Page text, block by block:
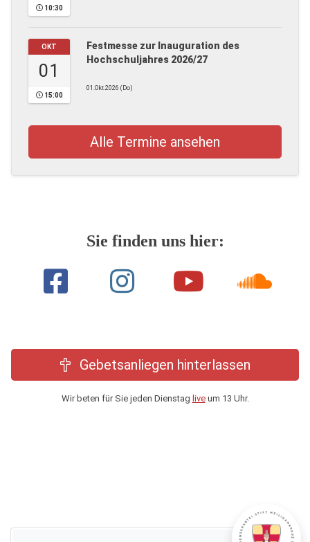
10:30
OKT
01
15:00
Festmesse zur Inauguration des
Hochschuljahres 2026/27
01.Okt.2026 (Do)
Alle Termine ansehen
Sie finden uns hier:
Gebetsanliegen hinterlassen
Wir beten für Sie jeden Dienstag liveum 13 Uhr.